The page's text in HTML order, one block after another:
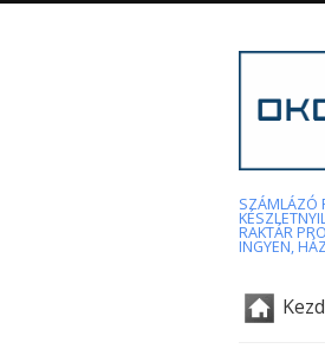
SZÁMLÁZÓ
RAKTÁR
INGYEN,